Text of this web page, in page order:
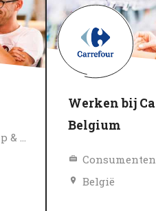
Onderwijs, Wetenschap & Onderzoek
Werken bij
Belgium
België